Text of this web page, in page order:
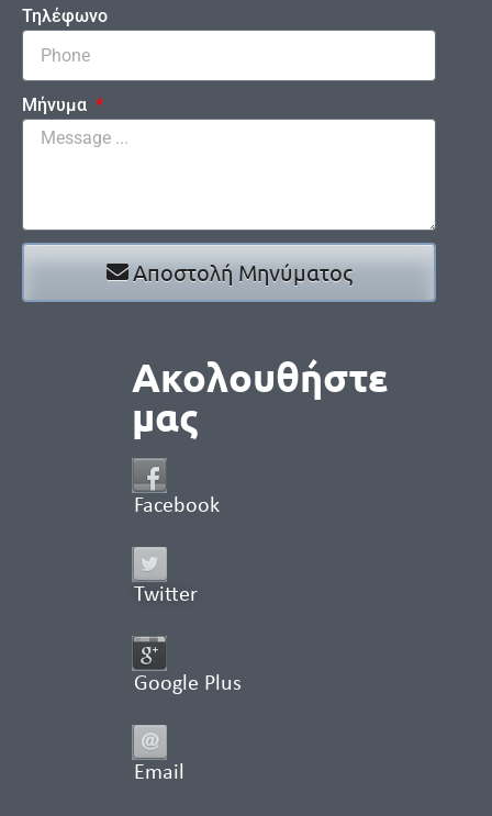
Τηλέφωνο
Μήνυμα
Αποστολή Μηνύματος
Ακολουθήστε
μας
Facebook
Twitter
Google Plus
Email